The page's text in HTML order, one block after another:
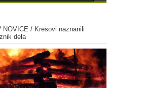
NOVICE / Kresovi naznanili
dela